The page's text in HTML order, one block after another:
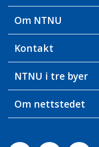
Om NTNU
Kontakt
NTNU i tre byer
Om nettstedet